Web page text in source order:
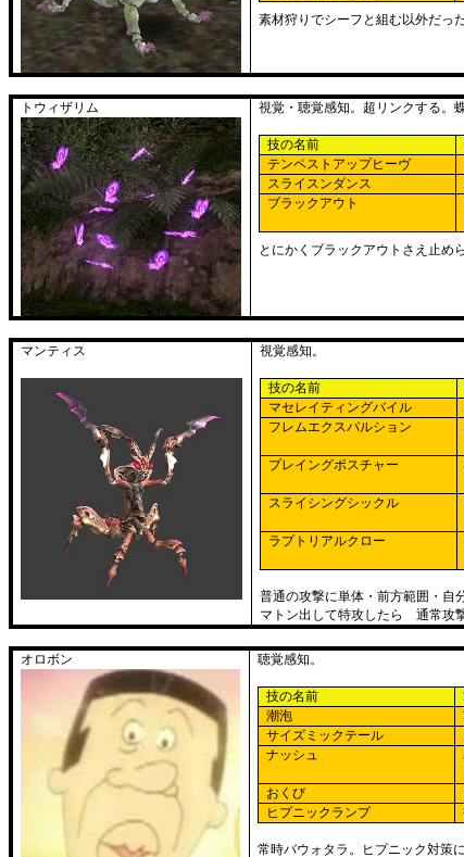
素材狩りでシーフと組む以外だっ
トウィザリム 視覚・聴覚感知。超リンクする。
技の名前
テンペストアップヒーヴ
スライスンダンス
ブラックアウト
とにかくブラックアウトさえ止め
マンティス 視覚感知。
技の名前
マセレイティングバイル
フレムエクスパルション
プレイングポスチャー
スライシングシックル
ラプトリアルクロー
普通の攻撃に単体・前方範囲・自
マトン出して特攻したら 通常攻
オロボン 聴覚感知。
技の名前
潮泡
サイズミックテール
ナッシュ
おくび
ヒプニックランプ
常時バウォタラ。ヒプニック対策